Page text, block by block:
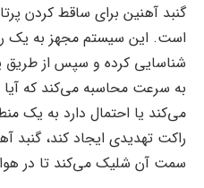
گنبد آهنین برای ساقط کردن
است. این سیستم مجهز به یک
شناسایی کرده و سپس از
به سرعت محاسبه می‌کند که آیا
می‌کند یا احتمال دارد به یک
راکت تهدیدی ایجاد کند، گنبد
سمت آن شلیک می‌کند تا در